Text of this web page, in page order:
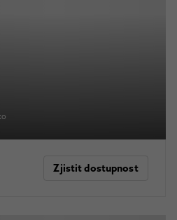
Zjistit dostupnost